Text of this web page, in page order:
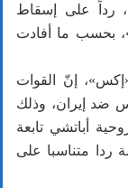
رداً على إسقاط
بحسب ما أفادت
إنّ القوات
ضد إيران، وذلك
أباتشي تابعة
ردا متناسبا على